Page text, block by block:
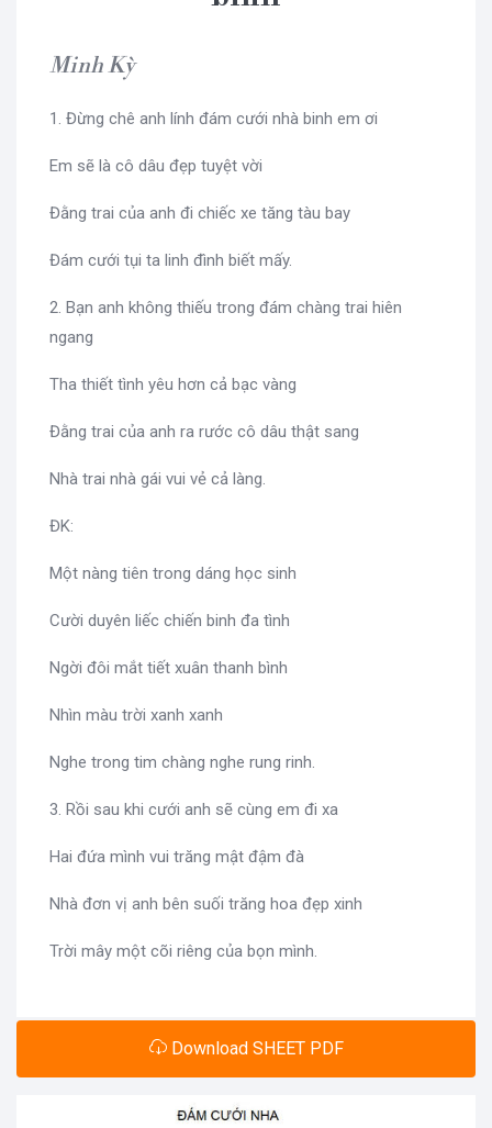
Minh Kỳ
1. Đừng chê anh lính đám cưới nhà binh em ơi
Em sẽ là cô dâu đẹp tuyệt vời
Đằng trai của anh đi chiếc xe tăng tàu bay
Đám cưới tụi ta linh đình biết mấy.
2. Bạn anh không thiếu trong đám chàng trai hiên
ngang
Tha thiết tình yêu hơn cả bạc vàng
Đằng trai của anh ra rước cô dâu thật sang
Nhà trai nhà gái vui vẻ cả làng.
ĐK:
Một nàng tiên trong dáng học sinh
Cười duyên liếc chiến binh đa tình
Ngời đôi mắt tiết xuân thanh bình
Nhìn màu trời xanh xanh
Nghe trong tim chàng nghe rung rinh.
3. Rồi sau khi cưới anh sẽ cùng em đi xa
Hai đứa mình vui trăng mật đậm đà
Nhà đơn vị anh bên suối trăng hoa đẹp xinh
Trời mây một cõi riêng của bọn mình.
Download SHEET PDF